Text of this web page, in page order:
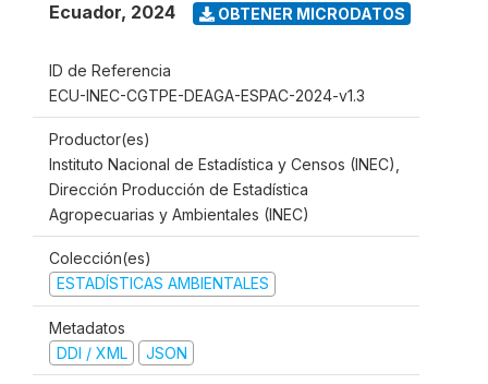
Ecuador, 2024 OBTENER MICRODATOS
ID de Referencia
ECU-INEC-CGTPE-DEAGA-ESPAC-2024-v1.3
Productor(es)
Instituto Nacional de Estadística y Censos (INEC),
Dirección Producción de Estadística
Agropecuarias y Ambientales (INEC)
Colección(es)
ESTADÍSTICAS AMBIENTALES
Metadatos
DDI / XML
JSON